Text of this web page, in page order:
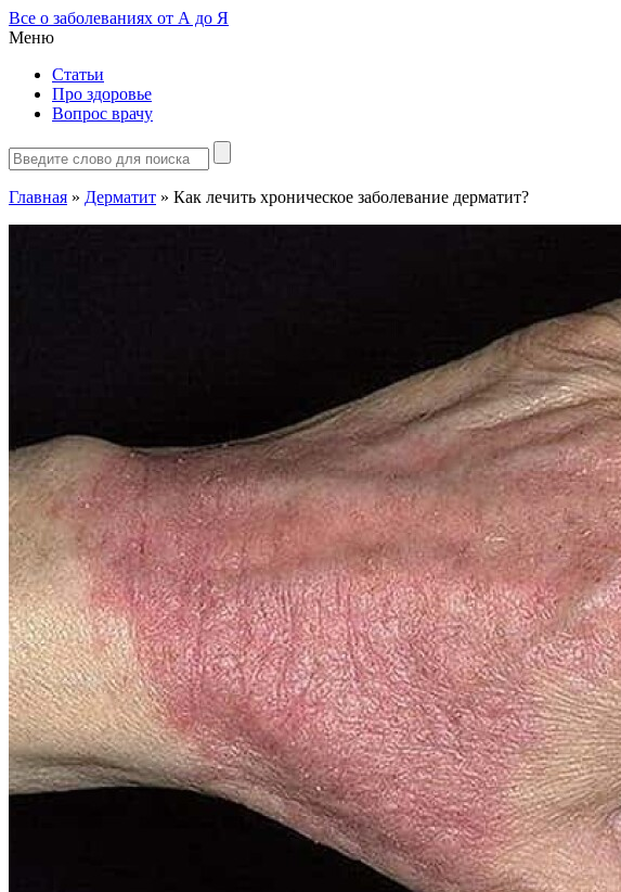
Все о заболеваниях от А до Я
Меню
Статьи
Про здоровье
Вопрос врачу
Главная » Дерматит » Как лечить хроническое заболевание дерматит?